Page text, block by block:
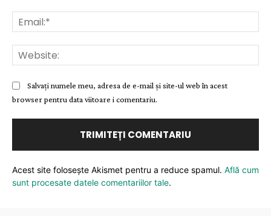
Salvați numele meu, adresa de e-mail și site-ul web în acest
browser pentru data viitoare i comentariu.
Acest site folosește Akismet pentru a reduce spamul. Află cum
sunt procesate datele comentariilor tale.